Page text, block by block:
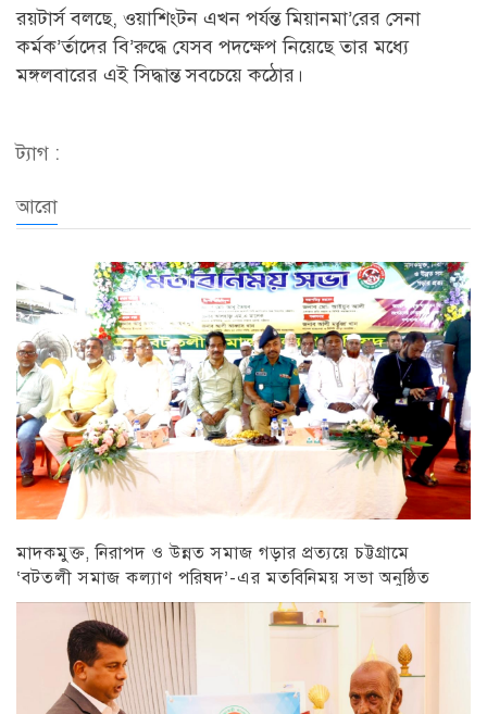
রয়টার্স বলছে, ওয়াশিংটন এখন পর্যন্ত মিয়ানমা’রের সেনা
কর্মক’র্তাদের বি’রুদ্ধে যেসব পদক্ষেপ নিয়েছে তার মধ্যে
মঙ্গলবারের এই সিদ্ধান্ত সবচেয়ে কঠোর।
ট্যাগ :
আরো
মাদকমুক্ত, নিরাপদ ও উন্নত সমাজ গড়ার প্রত্যয়ে চট্টগ্রামে
‘বটতলী সমাজ কল্যাণ পরিষদ’-এর মতবিনিময় সভা অনুষ্ঠিত
চট্টগ্রাম